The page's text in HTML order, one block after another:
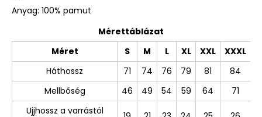
Anyag: 100% pamut
Mérettáblázat
Méret
S M L XL XXL
XXXL
Háthossz
71 74 76 79 81
84
Mellbőség
46 49 54 59 64
71
Ujjhossz a varrástól